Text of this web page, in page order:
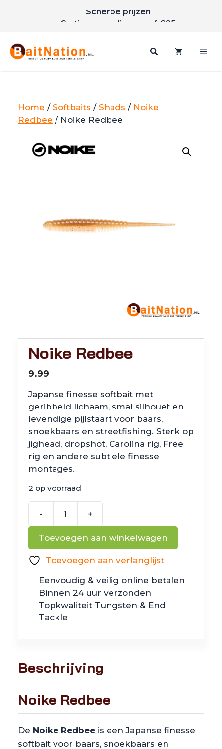
inhoud
Gratis verzending vanaf €85
Home / Softbaits / Shads / Noike
Redbee / Noike Redbee
Noike Redbee
9.99
Japanse finesse softbait met
geribbeld lichaam, smal silhouet en
levendige pijlstaart voor baars,
snoekbaars en streetfishing. Sterk op
jighead, dropshot, Carolina rig, Free
rig en andere subtiele finesse
montages.
2 op voorraad
-
aantal
+
Toevoegen aan winkelwagen
Toevoegen aan verlanglijst
Eenvoudig & veilig online betalen
Binnen 24 uur verzonden
Topkwaliteit Tungsten & End
Tackle
Beschrijving
Noike Redbee
De Noike Redbee is een Japanse finesse
softbait voor baars, snoekbaars en